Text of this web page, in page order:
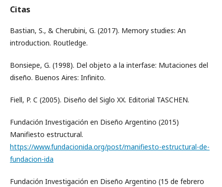
Citas
Bastian, S., & Cherubini, G. (2017). Memory studies: An
introduction. Routledge.
Bonsiepe, G. (1998). Del objeto a la interfase: Mutaciones del
diseño. Buenos Aires: Infinito.
Fiell, P. C (2005). Diseño del Siglo XX. Editorial TASCHEN.
Fundación Investigación en Diseño Argentino (2015)
Manifiesto estructural.
https://www.fundacionida.org/post/manifiesto-estructural-de-
fundacion-ida
Fundación Investigación en Diseño Argentino (15 de febrero